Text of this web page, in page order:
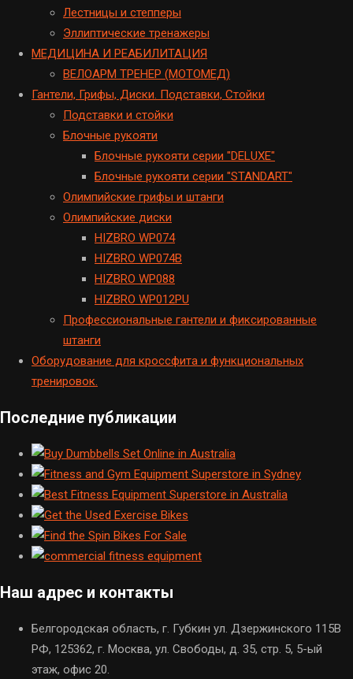
Лестницы и степперы
Эллиптические тренажеры
МЕДИЦИНА И РЕАБИЛИТАЦИЯ
ВЕЛОАРМ ТРЕНЕР (МОТОМЕД)
Гантели, Грифы, Диски. Подставки, Стойки
Подставки и стойки
Блочные рукояти
Блочные рукояти серии "DELUXE"
Блочные рукояти серии "STANDART"
Олимпийские грифы и штанги
Олимпийские диски
HIZBRO WP074
HIZBRO WP074B
HIZBRO WP088
HIZBRO WP012PU
Профессиональные гантели и фиксированные
штанги
Оборудование для кроссфита и функциональных
тренировок.
Последние публикации
Наш адрес и контакты
Белгородская область, г. Губкин ул. Дзержинского 115В
РФ, 125362, г. Москва, ул. Свободы, д. 35, стр. 5, 5-ый
этаж, офис 20.